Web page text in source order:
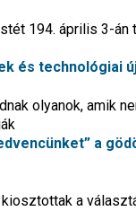
194. április 3-án
és technológiai
olyanok, amik
a
a